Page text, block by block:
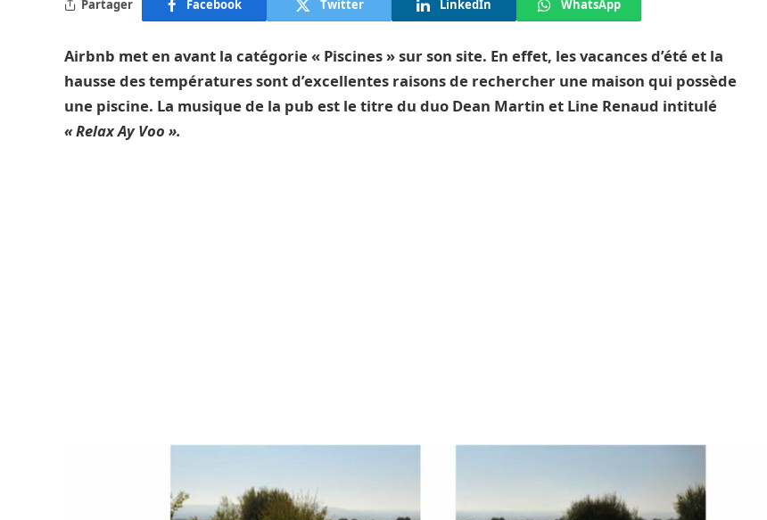
Partager Facebook Twitter LinkedIn WhatsApp
Airbnb met en avant la catégorie « Piscines » sur son site. En effet, les vacances d’été et la
hausse des températures sont d’excellentes raisons de rechercher une maison qui possède
une piscine. La musique de la pub est le titre du duo Dean Martin et Line Renaud intitulé
« Relax Ay Voo ».